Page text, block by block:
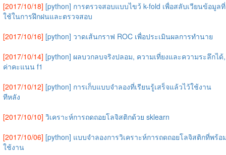
[2017/10/18] [python] การตรวจสอบแบบไขว้ k-fold เพื่อสลับเวียนข้อมูลที่
ใช้ในการฝึกฝนและตรวจสอบ
[2017/10/16] [python] วาดเส้นกราฟ ROC เพื่อประเมินผลการทำนาย
[2017/10/14] [python] ผลบวกลบจริงปลอม, ความเที่ยงและความระลึกได้,
ค่าคะแนน f1
[2017/10/12] [python] การเก็บแบบจำลองที่เรียนรู้เสร็จแล้วไว้ใช้งาน
ทีหลัง
[2017/10/10] วิเคราะห์การถดถอยโลจิสติกด้วย sklearn
[2017/10/06] [python] แบบจำลองการวิเคราะห์การถดถอยโลจิสติกที่พร้อ
ใช้งาน